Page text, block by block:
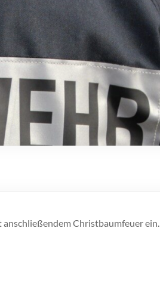
Christbaumfeuer ein.